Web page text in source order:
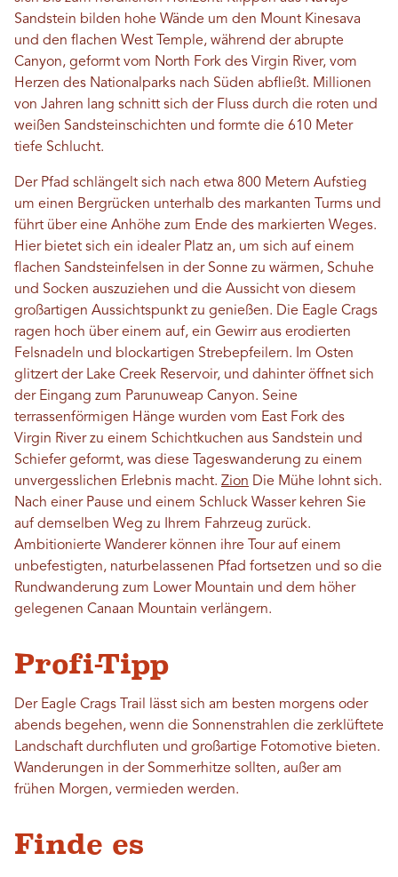
Sandstein bilden hohe Wände um den Mount Kinesava
und den flachen West Temple, während der abrupte
Canyon, geformt vom North Fork des Virgin River, vom
Herzen des Nationalparks nach Süden abfließt. Millionen
von Jahren lang schnitt sich der Fluss durch die roten und
weißen Sandsteinschichten und formte die 610 Meter
tiefe Schlucht.
Der Pfad schlängelt sich nach etwa 800 Metern Aufstieg
um einen Bergrücken unterhalb des markanten Turms und
führt über eine Anhöhe zum Ende des markierten Weges.
Hier bietet sich ein idealer Platz an, um sich auf einem
flachen Sandsteinfelsen in der Sonne zu wärmen, Schuhe
und Socken auszuziehen und die Aussicht von diesem
großartigen Aussichtspunkt zu genießen. Die Eagle Crags
ragen hoch über einem auf, ein Gewirr aus erodierten
Felsnadeln und blockartigen Strebepfeilern. Im Osten
glitzert der Lake Creek Reservoir, und dahinter öffnet sich
der Eingang zum Parunuweap Canyon. Seine
terrassenförmigen Hänge wurden vom East Fork des
Virgin River zu einem Schichtkuchen aus Sandstein und
Schiefer geformt, was diese Tageswanderung zu einem
unvergesslichen Erlebnis macht. Zion Die Mühe lohnt sich.
Nach einer Pause und einem Schluck Wasser kehren Sie
auf demselben Weg zu Ihrem Fahrzeug zurück.
Ambitionierte Wanderer können ihre Tour auf einem
unbefestigten, naturbelassenen Pfad fortsetzen und so die
Rundwanderung zum Lower Mountain und dem höher
gelegenen Canaan Mountain verlängern.
Profi-Tipp
Der Eagle Crags Trail lässt sich am besten morgens oder
abends begehen, wenn die Sonnenstrahlen die zerklüftete
Landschaft durchfluten und großartige Fotomotive bieten.
Wanderungen in der Sommerhitze sollten, außer am
frühen Morgen, vermieden werden.
Finde es